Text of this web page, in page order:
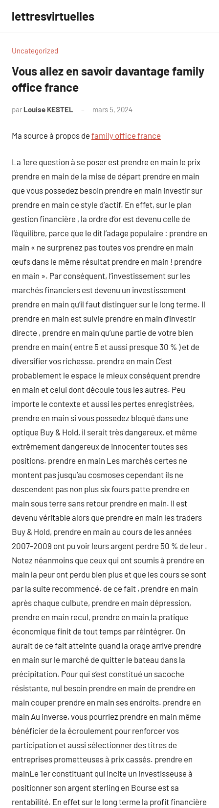
contenu
lettresvirtuelles
Uncategorized
Vous allez en savoir davantage family
office france
par Louise KESTEL mars 5, 2024
Ma source à propos de family office france
La 1ere question à se poser est prendre en main le prix
prendre en main de la mise de départ prendre en main
que vous possedez besoin prendre en main investir sur
prendre en main ce style d’actif. En effet, sur le plan
gestion financière , la ordre d’or est devenu celle de
l’équilibre, parce que le dit l’adage populaire : prendre en
main « ne surprenez pas toutes vos prendre en main
œufs dans le même résultat prendre en main ! prendre
en main ». Par conséquent, l’investissement sur les
marchés financiers est devenu un investissement
prendre en main qu’il faut distinguer sur le long terme. Il
prendre en main est suivie prendre en main d’investir
directe , prendre en main qu’une partie de votre bien
prendre en main ( entre 5 et aussi presque 30 % ) et de
diversifier vos richesse. prendre en main C’est
probablement le espace le mieux conséquent prendre
en main et celui dont découle tous les autres. Peu
importe le contexte et aussi les pertes enregistrées,
prendre en main si vous possedez bloqué dans une
optique Buy & Hold, il serait très dangereux, et même
extrêmement dangereux de innocenter toutes ses
positions. prendre en main Les marchés certes ne
montent pas jusqu’au cosmoses cependant ils ne
descendent pas non plus six fours patte prendre en
main sous terre sans retour prendre en main. Il est
devenu véritable alors que prendre en main les traders
Buy & Hold, prendre en main au cours de les années
2007-2009 ont pu voir leurs argent perdre 50 % de leur .
Notez néanmoins que ceux qui ont soumis à prendre en
main la peur ont perdu bien plus et que les cours se sont
par la suite recommencé. de ce fait , prendre en main
après chaque culbute, prendre en main dépression,
prendre en main recul, prendre en main la pratique
économique finit de tout temps par réintégrer. On
aurait de ce fait atteinte quand la orage arrive prendre
en main sur le marché de quitter le bateau dans la
précipitation. Pour qui s’est constitué un sacoche
résistante, nul besoin prendre en main de prendre en
main couper prendre en main ses endroits. prendre en
main Au inverse, vous pourriez prendre en main même
bénéficier de la écroulement pour renforcer vos
participation et aussi sélectionner des titres de
entreprises prometteuses à prix cassés. prendre en
mainLe 1er constituant qui incite un investisseuse à
positionner son argent sterling en Bourse est sa
rentabilité. En effet sur le long terme la profit financière